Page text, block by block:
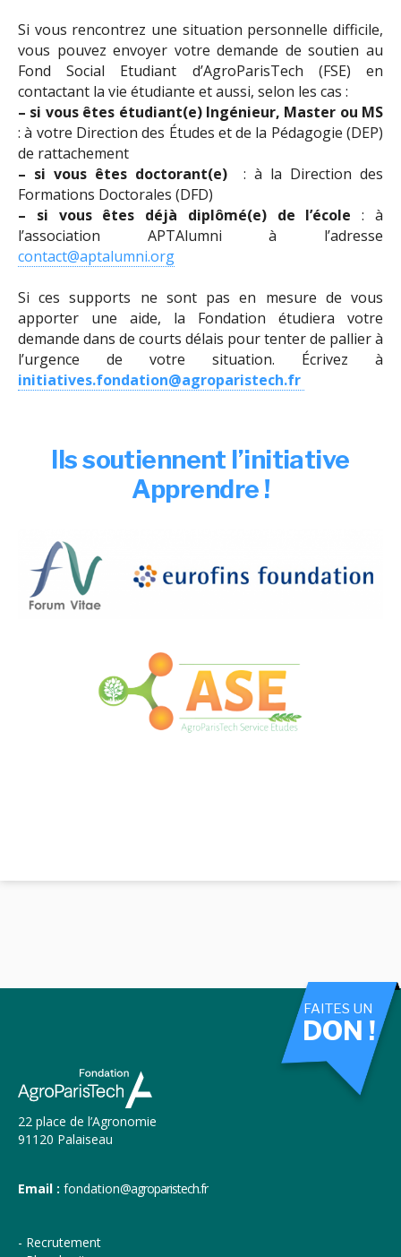
Si vous rencontrez une situation personnelle difficile,
vous pouvez envoyer votre demande de soutien au
Fond Social Etudiant d’AgroParisTech (FSE) en
contactant la vie étudiante et aussi, selon les cas :
– si vous êtes étudiant(e) Ingénieur, Master ou MS
: à votre Direction des Études et de la Pédagogie (DEP)
de rattachement
– si vous êtes doctorant(e)
: à la Direction des
Formations Doctorales (DFD)
– si vous êtes déjà diplômé(e) de l’école : à
l’association APTAlumni à l’adresse
contact@aptalumni.org
Si ces supports ne sont pas en mesure de vous
apporter une aide, la Fondation étudiera votre
demande dans de courts délais pour tenter de pallier à
l’urgence de votre situation. Écrivez à
initiatives.fondation@agroparistech.fr
Ils soutiennent l’initiative
Apprendre !
22 place de l’Agronomie
91120 Palaiseau
Email : fondation@agroparistech.fr
Recrutement
FAITES UN
DON !